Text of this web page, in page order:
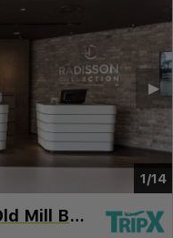
1/14
▶︎
Radisson Collection Hotel Old Mill Belgrade